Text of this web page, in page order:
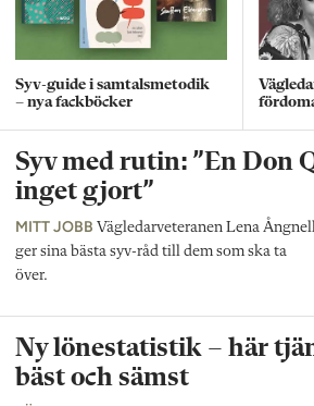
Syv-guide i samtalsmetodik
– nya fackböcker
Syv med rutin: ”En Don
inget gjort”
MITT JOBB Vägledarveteranen Lena
ger sina bästa syv-råd till dem som ska ta
över.
Ny lönestatistik – här
bäst och sämst